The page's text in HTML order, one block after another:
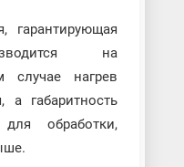
гарантирующая
на
случае нагрев
а габаритность
обработки,